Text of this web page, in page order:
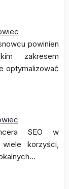
powinien
zakresem
optymalizować
SEO w
korzyści,